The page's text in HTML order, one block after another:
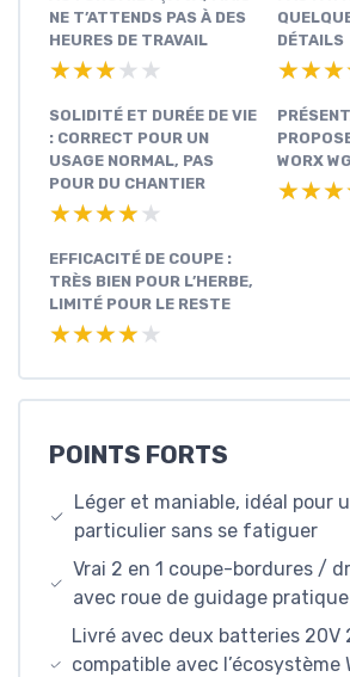
NE T’ATTENDS PAS À DES
HEURES DE TRAVAIL
★★★★★
★★★★★
DÉTAILS
SOLIDITÉ ET DURÉE DE VIE
: CORRECT POUR UN
USAGE NORMAL, PAS
POUR DU CHANTIER
★★★★★
★★★★★
WORX
EFFICACITÉ DE COUPE :
TRÈS BIEN POUR L’HERBE,
LIMITÉ POUR LE RESTE
★★★★★
★★★★★
POINTS FORTS
Léger et maniable, idéal pour
particulier sans se fatiguer
Vrai 2 en 1 coupe-bordures /
avec roue de guidage pratique
Livré avec deux batteries 20V
compatible avec l’écosystème